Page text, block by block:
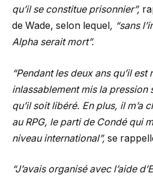
qu’il se constitue prisonnier”,
de Wade, selon lequel , “sans
Alpha serait mort”.
“Pendant les deux ans qu’il
inlassablement mis la pression
qu’il soit libéré. En plus, il m’a
au RPG, le parti de Condé qui
niveau international”, se
“J’avais organisé avec l’aide